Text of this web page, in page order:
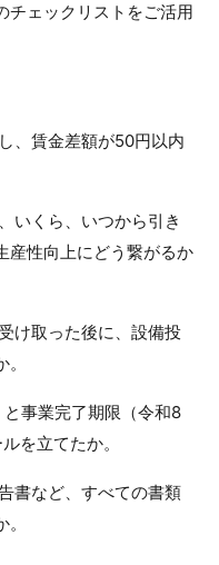
チェックリストをご活用
、賃金差額が50円以内
いくら、いつから引き
産性向上にどう繋がるか
け取った後に、設備投
事業完了期限（令和8
を立てたか。
書など、すべての書類